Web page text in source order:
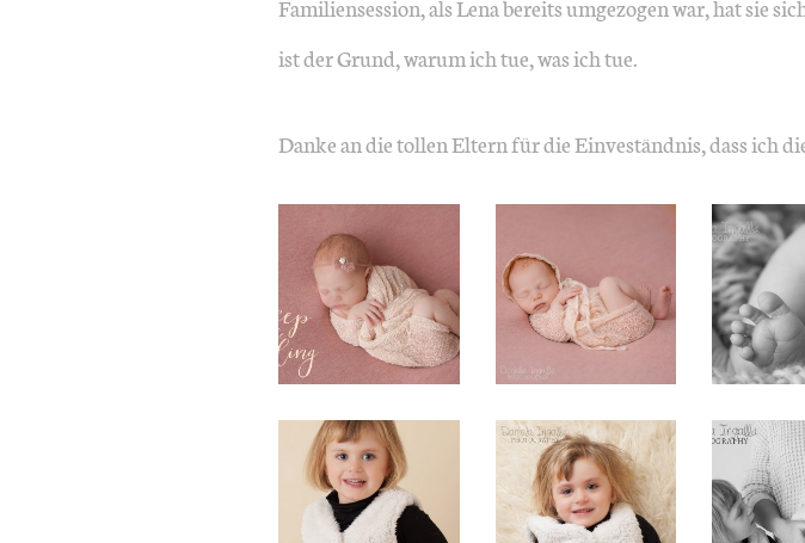
Familiensession, als Lena bereits umgezogen war, hat sie
ist der Grund, warum ich tue, was ich tue.
Danke an die tollen Eltern für die Einveständnis, dass ich